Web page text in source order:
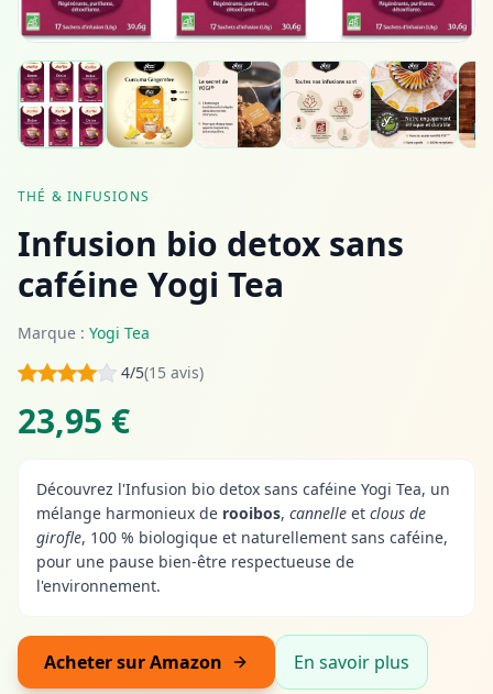
THÉ & INFUSIONS
Infusion bio detox sans
caféine Yogi Tea
Marque : Yogi Tea
4/5(15 avis)
23,95 €
Découvrez l'Infusion bio detox sans caféine Yogi Tea, un
mélange harmonieux de rooibos, cannelle et clous de
girofle, 100 % biologique et naturellement sans caféine,
pour une pause bien-être respectueuse de
l'environnement.
Acheter sur Amazon En savoir plus